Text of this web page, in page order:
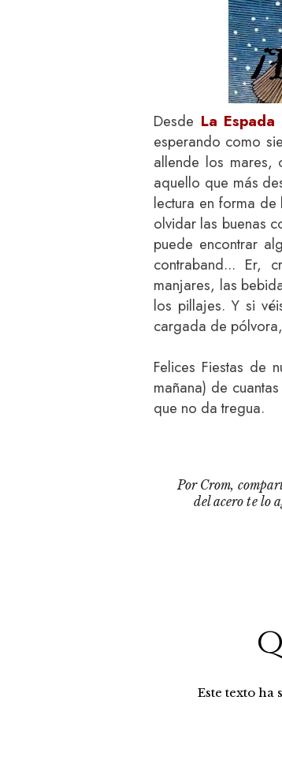
Desde La
esperando como
allende los mares,
aquello que más
lectura en forma
olvidar las buenas
puede encontrar
contraband... Er,
manjares, las
los pillajes. Y si
cargada de
Felices Fiestas de
mañana) de
que no da tregua.
Por Crom,
del acero te lo
Este texto